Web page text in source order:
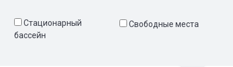
Стационарный
бассейн
Свободные места